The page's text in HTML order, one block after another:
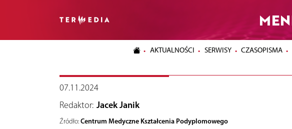
AKTUALNOŚCI SERWISY CZASOPISMA
07.11.2024
Redaktor: Jacek Janik
Źródło: Centrum Medyczne Kształcenia Podyplomowego